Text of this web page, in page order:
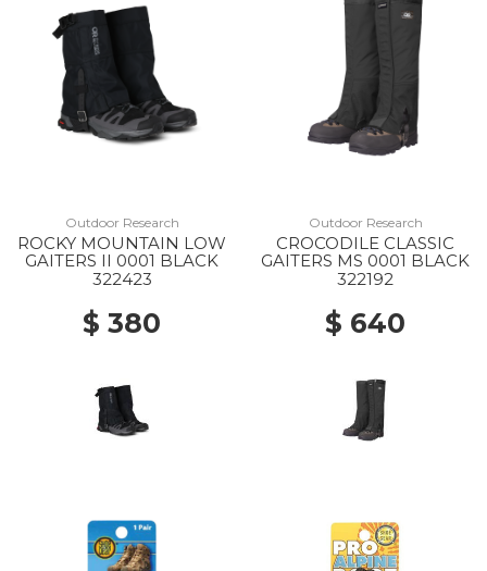
Outdoor Research
ROCKY MOUNTAIN LOW
GAITERS II 0001 BLACK
322423
$ 380
Outdoor Research
CROCODILE CLASSIC
GAITERS MS 0001 BLACK
322192
$ 640